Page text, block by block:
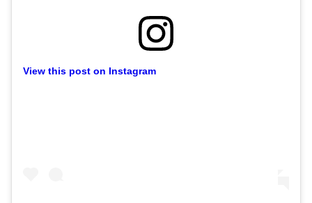
View this post on Instagram